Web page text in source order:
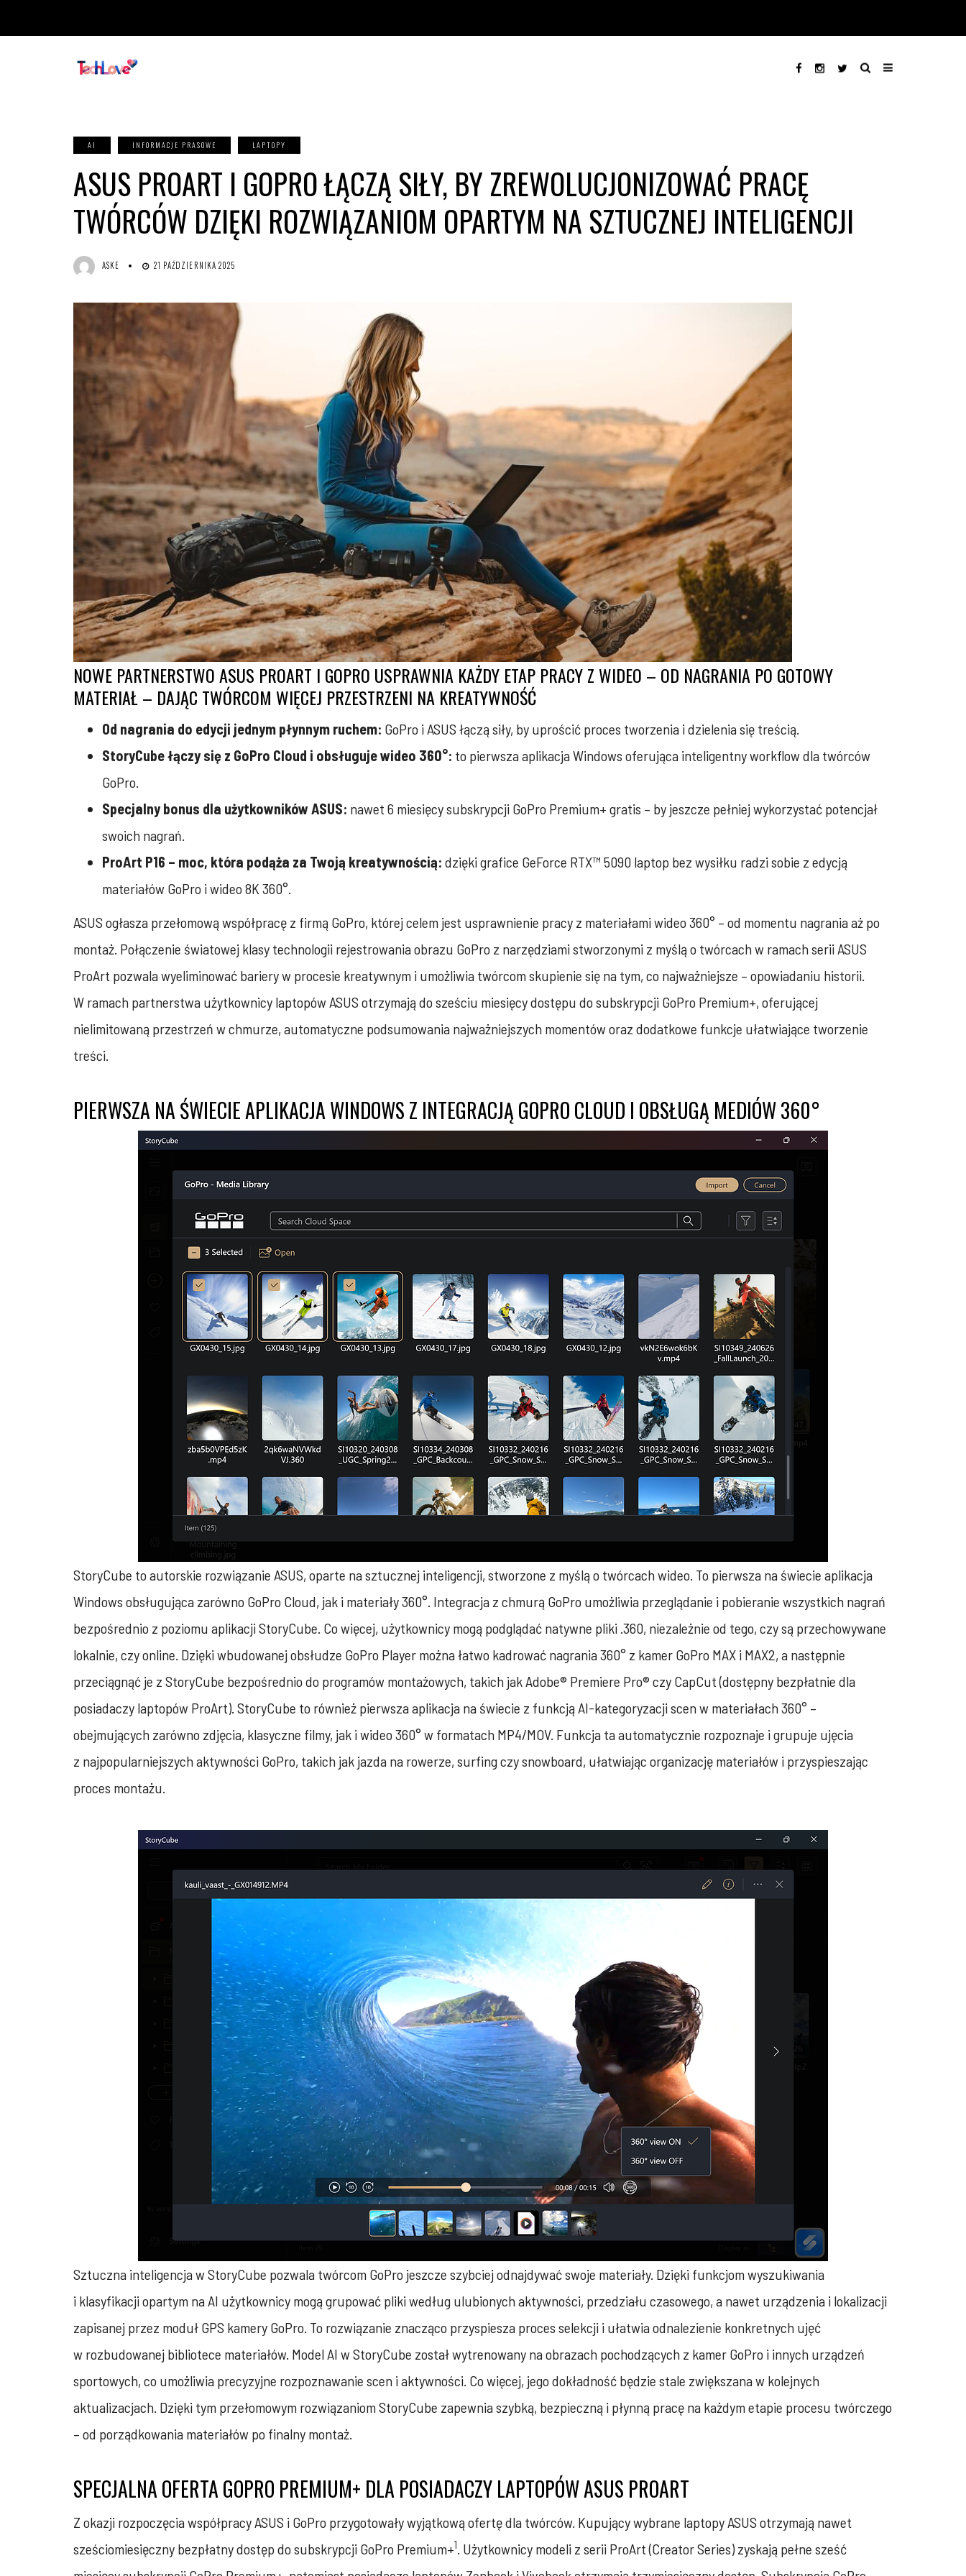
AI INFORMACJE PRASOWE LAPTOPY
ASUS PROART I GOPRO ŁĄCZĄ SIŁY, BY ZREWOLUCJONIZOWAĆ PRACĘ
TWÓRCÓW DZIĘKI ROZWIĄZANIOM OPARTYM NA SZTUCZNEJ INTELIGENCJI
ASKE 21 PAŹDZIERNIKA 2025
NOWE PARTNERSTWO ASUS PROART I GOPRO USPRAWNIA KAŻDY ETAP PRACY Z WIDEO – OD NAGRANIA PO GOTOWY
MATERIAŁ – DAJĄC TWÓRCOM WIĘCEJ PRZESTRZENI NA KREATYWNOŚĆ
Od nagrania do edycji jednym płynnym ruchem: GoPro i ASUS łączą siły, by uprościć proces tworzenia i dzielenia się treścią.
StoryCube łączy się z GoPro Cloud i obsługuje wideo 360°: to pierwsza aplikacja Windows oferująca inteligentny workflow dla twórców
GoPro.
Specjalny bonus dla użytkowników ASUS: nawet 6 miesięcy subskrypcji GoPro Premium+ gratis – by jeszcze pełniej wykorzystać potencjał
swoich nagrań.
ProArt P16 – moc, która podąża za Twoją kreatywnością: dzięki grafice GeForce RTX™ 5090 laptop bez wysiłku radzi sobie z edycją
materiałów GoPro i wideo 8K 360°.
ASUS ogłasza przełomową współpracę z firmą GoPro, której celem jest usprawnienie pracy z materiałami wideo 360° – od momentu nagrania aż po
montaż. Połączenie światowej klasy technologii rejestrowania obrazu GoPro z narzędziami stworzonymi z myślą o twórcach w ramach serii ASUS
ProArt pozwala wyeliminować bariery w procesie kreatywnym i umożliwia twórcom skupienie się na tym, co najważniejsze – opowiadaniu historii.
W ramach partnerstwa użytkownicy laptopów ASUS otrzymają do sześciu miesięcy dostępu do subskrypcji GoPro Premium+, oferującej
nielimitowaną przestrzeń w chmurze, automatyczne podsumowania najważniejszych momentów oraz dodatkowe funkcje ułatwiające tworzenie
treści.
PIERWSZA NA ŚWIECIE APLIKACJA WINDOWS Z INTEGRACJĄ GOPRO CLOUD I OBSŁUGĄ MEDIÓW 360°
StoryCube to autorskie rozwiązanie ASUS, oparte na sztucznej inteligencji, stworzone z myślą o twórcach wideo. To pierwsza na świecie aplikacja
Windows obsługująca zarówno GoPro Cloud, jak i materiały 360°. Integracja z chmurą GoPro umożliwia przeglądanie i pobieranie wszystkich nagrań
bezpośrednio z poziomu aplikacji StoryCube. Co więcej, użytkownicy mogą podglądać natywne pliki .360, niezależnie od tego, czy są przechowywane
lokalnie, czy online. Dzięki wbudowanej obsłudze GoPro Player można łatwo kadrować nagrania 360° z kamer GoPro MAX i MAX2, a następnie
przeciągnąć je z StoryCube bezpośrednio do programów montażowych, takich jak Adobe® Premiere Pro® czy CapCut (dostępny bezpłatnie dla
posiadaczy laptopów ProArt). StoryCube to również pierwsza aplikacja na świecie z funkcją AI-kategoryzacji scen w materiałach 360° –
obejmujących zarówno zdjęcia, klasyczne filmy, jak i wideo 360° w formatach MP4/MOV. Funkcja ta automatycznie rozpoznaje i grupuje ujęcia
z najpopularniejszych aktywności GoPro, takich jak jazda na rowerze, surfing czy snowboard, ułatwiając organizację materiałów i przyspieszając
proces montażu.
Sztuczna inteligencja w StoryCube pozwala twórcom GoPro jeszcze szybciej odnajdywać swoje materiały. Dzięki funkcjom wyszukiwania
i klasyfikacji opartym na AI użytkownicy mogą grupować pliki według ulubionych aktywności, przedziału czasowego, a nawet urządzenia i lokalizacji
zapisanej przez moduł GPS kamery GoPro. To rozwiązanie znacząco przyspiesza proces selekcji i ułatwia odnalezienie konkretnych ujęć
w rozbudowanej bibliotece materiałów. Model AI w StoryCube został wytrenowany na obrazach pochodzących z kamer GoPro i innych urządzeń
sportowych, co umożliwia precyzyjne rozpoznawanie scen i aktywności. Co więcej, jego dokładność będzie stale zwiększana w kolejnych
aktualizacjach. Dzięki tym przełomowym rozwiązaniom StoryCube zapewnia szybką, bezpieczną i płynną pracę na każdym etapie procesu twórczego
– od porządkowania materiałów po finalny montaż.
SPECJALNA OFERTA GOPRO PREMIUM+ DLA POSIADACZY LAPTOPÓW ASUS PROART
Z okazji rozpoczęcia współpracy ASUS i GoPro przygotowały wyjątkową ofertę dla twórców. Kupujący wybrane laptopy ASUS otrzymają nawet
sześciomiesięczny bezpłatny dostęp do subskrypcji GoPro Premium+1. Użytkownicy modeli z serii ProArt (Creator Series) zyskają pełne sześć